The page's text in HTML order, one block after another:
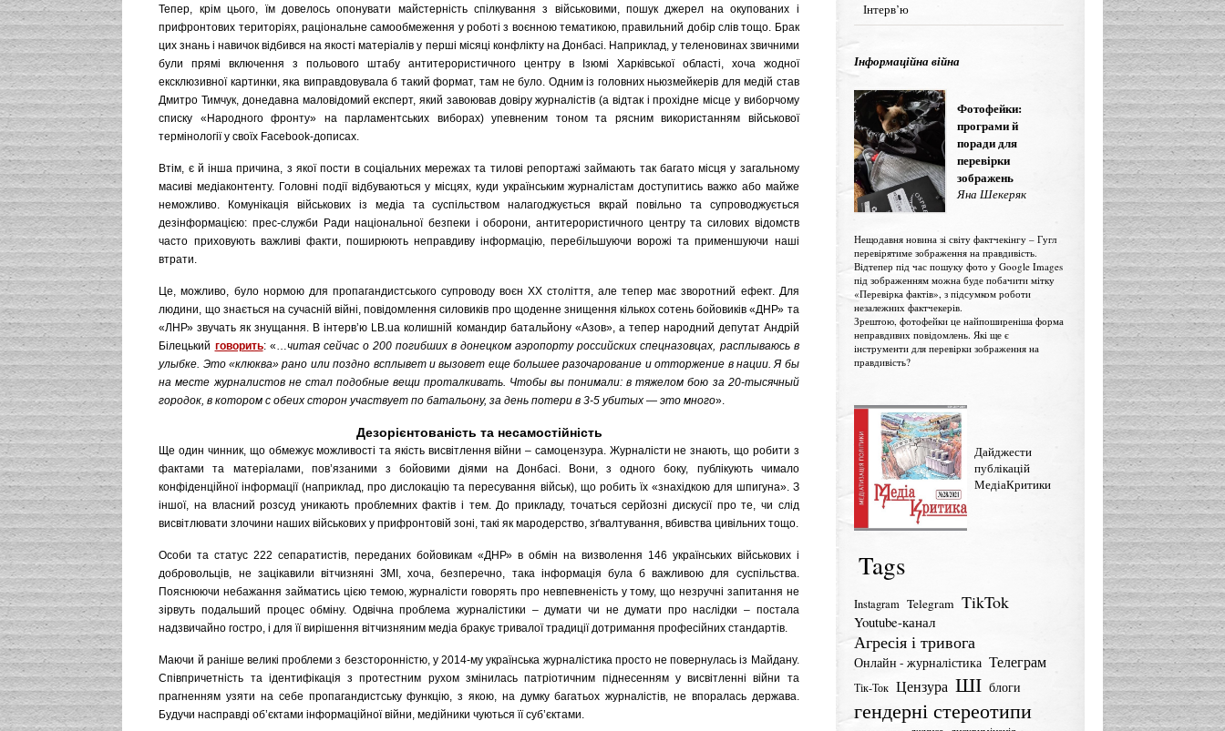
Тепер, крім цього, їм довелось опонувати майстерність спілкування з військовими, пошук джерел на окупованих і
прифронтових територіях, раціональне самообмеження у роботі з воєнною тематикою, правильний добір слів тощо. Брак
цих знань і навичок відбився на якості матеріалів у перші місяці конфлікту на Донбасі. Наприклад, у теленовинах звичними
були прямі включення з польового штабу антитерористичного центру в Ізюмі Харківської області, хоча жодної
ексклюзивної картинки, яка виправдовувала б такий формат, там не було. Одним із головних ньюзмейкерів для медій став
Дмитро Тимчук, донедавна маловідомий експерт, який завоював довіру журналістів (а відтак і прохідне місце у виборчому
списку «Народного фронту» на парламентських виборах) упевненим тоном та рясним використанням військової
термінології у своїх Facebook-дописах.
Втім, є й інша причина, з якої пости в соціальних мережах та тилові репортажі займають так багато місця у загальному
масиві медіаконтенту. Головні події відбуваються у місцях, куди українським журналістам доступитись важко або майже
неможливо. Комунікація військових із медіа та суспільством налагоджується вкрай повільно та супроводжується
дезінформацією: прес-служби Ради національної безпеки і оборони, антитерористичного центру та силових відомств
часто приховують важливі факти, поширюють неправдиву інформацію, перебільшуючи ворожі та применшуючи наші
втрати.
Це, можливо, було нормою для пропагандистського супроводу воєн ХХ століття, але тепер має зворотний ефект. Для
людини, що знається на сучасній війні, повідомлення силовиків про щоденне знищення кількох сотень бойовиків «ДНР» та
«ЛНР» звучать як знущання. В інтерв’ю LB.ua колишній командир батальйону «Азов», а тепер народний депутат Андрій
Білецький говорить: «…читая сейчас о 200 погибших в донецком аэропорту российских спецназовцах, расплываюсь в
улыбке. Это «клюква» рано или поздно всплывет и вызовет еще большее разочарование и отторжение в нации. Я бы
на месте журналистов не стал подобные вещи проталкивать. Чтобы вы понимали: в тяжелом бою за 20-тысячный
городок, в котором с обеих сторон участвует по батальону, за день потери в 3-5 убитых — это много».
Дезорієнтованість та несамостійність
Ще один чинник, що обмежує можливості та якість висвітлення війни – самоцензура. Журналісти не знають, що робити з
фактами та матеріалами, пов’язаними з бойовими діями на Донбасі. Вони, з одного боку, публікують чимало
конфіденційної інформації (наприклад, про дислокацію та пересування військ), що робить їх «знахідкою для шпигуна». З
іншої, на власний розсуд уникають проблемних фактів і тем. До прикладу, точаться серйозні дискусії про те, чи слід
висвітлювати злочини наших військових у прифронтовій зоні, такі як мародерство, зґвалтування, вбивства цивільних тощо.
Особи та статус 222 сепаратистів, переданих бойовикам «ДНР» в обмін на визволення 146 українських військових і
добровольців, не зацікавили вітчизняні ЗМІ, хоча, безперечно, така інформація була б важливою для суспільства.
Пояснюючи небажання займатись цією темою, журналісти говорять про невпевненість у тому, що незручні запитання не
зірвуть подальший процес обміну. Одвічна проблема журналістики – думати чи не думати про наслідки – постала
надзвичайно гостро, і для її вирішення вітчизняним медіа бракує тривалої традиції дотримання професійних стандартів.
Маючи й раніше великі проблеми з безсторонністю, у 2014-му українська журналістика просто не повернулась із Майдану.
Співпричетність та ідентифікація з протестним рухом змінилась патріотичним піднесенням у висвітленні війни та
прагненням узяти на себе пропагандистську функцію, з якою, на думку багатьох журналістів, не впоралась держава.
Будучи насправді об’єктами інформаційної війни, медійники чуються її суб’єктами.
Інтерв’ю
Інформаційна війна
Фотофейки:
програми й
поради для
перевірки
зображень
Яна Шекеряк
Нещодавня новина зі світу фактчекінгу – Гугл
перевірятиме зображення на правдивість.
Відтепер під час пошуку фото у Google Images
під зображенням можна буде побачити мітку
«Перевірка фактів», з підсумком роботи
незалежних фактчекерів.
Зрештою, фотофейки це найпоширеніша форма
неправдивих повідомлень. Які ще є
інструменти для перевірки зображення на
правдивість?
Дайджести
публікацій
МедіаКритики
Tags
Instagram Telegram TikTok
Youtube-канал
Агресія і тривога
Онлайн - журналістика Телеграм
Тік-Ток Цензура ШІ блоги
гендерні стереотипи